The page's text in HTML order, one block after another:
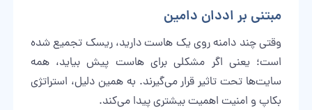
مبتنی بر اددان دامین
وقتی چند دامنه روی یک هاست دارید، ریسک تجمیع شده
است؛ یعنی اگر مشکلی برای هاست پیش بیاید، همه
سایت‌ها تحت تاثیر قرار می‌گیرند. به همین دلیل، استراتژی
بکاپ و امنیت اهمیت بیشتری پیدا می‌کند.